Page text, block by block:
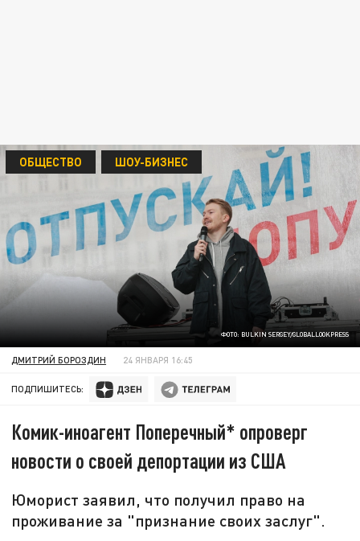
ФОТО: BULKIN SERGEY/GLOBALLOOKPRESS
ОБЩЕСТВО ШОУ-БИЗНЕС
ДМИТРИЙ БОРОЗДИН 24 ЯНВАРЯ 16:45
ПОДПИШИТЕСЬ:
Комик-иноагент Поперечный* опроверг
новости о своей депортации из США
Юморист заявил, что получил право на
проживание за "признание своих заслуг".